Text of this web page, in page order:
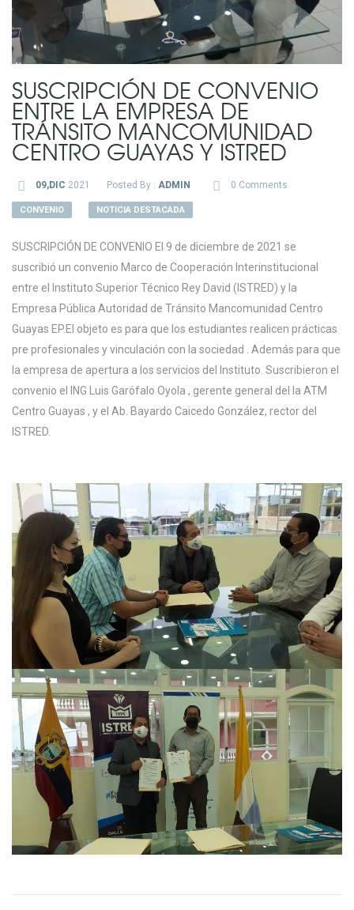
SUSCRIPCIÓN DE CONVENIO
ENTRE LA EMPRESA DE
TRÁNSITO MANCOMUNIDAD
CENTRO GUAYAS Y ISTRED
09,DIC 2021 Posted By : ADMIN 0 Comments
CONVENIO NOTICIA DESTACADA
SUSCRIPCIÓN DE CONVENIO El 9 de diciembre de 2021 se
suscribió un convenio Marco de Cooperación Interinstitucional
entre el Instituto Superior Técnico Rey David (ISTRED) y la
Empresa Pública Autoridad de Tránsito Mancomunidad Centro
Guayas EP.El objeto es para que los estudiantes realicen prácticas
pre profesionales y vinculación con la sociedad . Además para que
la empresa de apertura a los servicios del Instituto. Suscribieron el
convenio el ING Luis Garófalo Oyola , gerente general del la ATM
Centro Guayas , y el Ab. Bayardo Caicedo González, rector del
ISTRED.